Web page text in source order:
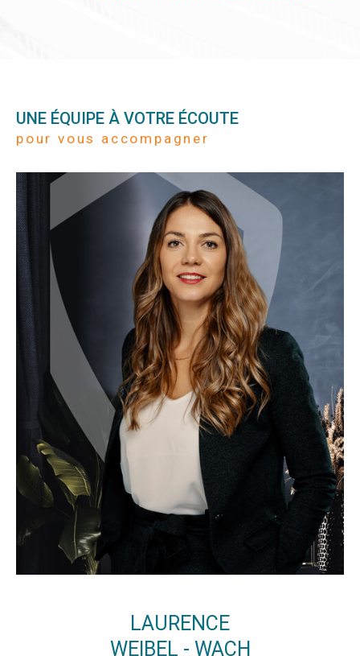
UNE ÉQUIPE À VOTRE ÉCOUTE
pour vous accompagner
LAURENCE
WEIBEL - WACH